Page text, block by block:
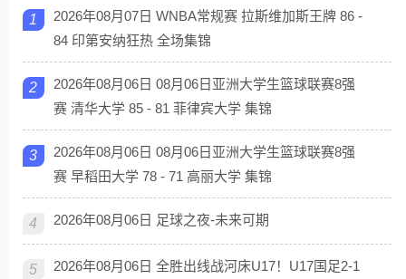
1
2026年08月07日 WNBA常规赛 拉斯维加斯王牌 86 -
84 印第安纳狂热 全场集锦
2
2026年08月06日 08月06日亚洲大学生篮球联赛8强
赛 清华大学 85 - 81 菲律宾大学 集锦
3
2026年08月06日 08月06日亚洲大学生篮球联赛8强
赛 早稻田大学 78 - 71 高丽大学 集锦
4 2026年08月06日 足球之夜-未来可期
5
2026年08月06日 全胜出线战河床U17！U17国足2-1